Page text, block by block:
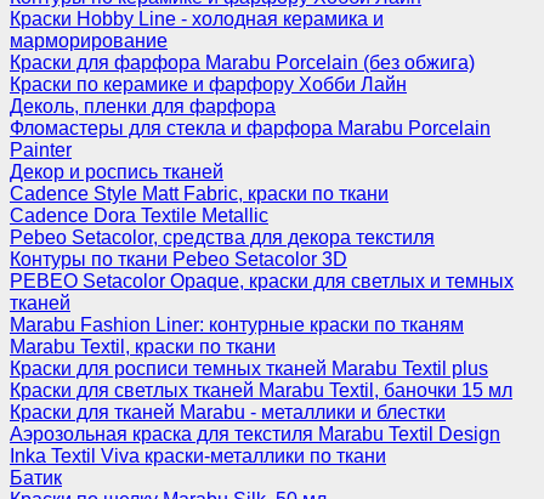
Краски Hobby Line - холодная керамика и
марморирование
Краски для фарфора Marabu Porcelain (без обжига)
Краски по керамике и фарфору Хобби Лайн
Деколь, пленки для фарфора
Фломастеры для стекла и фарфора Marabu Porcelain
Painter
Декор и роспись тканей
Cadence Style Matt Fabric, краски по ткани
Cadence Dora Textile Metallic
Pebeo Setacolor, средства для декора текстиля
Контуры по ткани Pebeo Setacolor 3D
PEBEO Setacolor Opaque, краски для светлых и темных
тканей
Marabu Fashion Liner: контурные краски по тканям
Marabu Textil, краски по ткани
Краски для росписи темных тканей Marabu Textil plus
Краски для светлых тканей Marabu Textil, баночки 15 мл
Краски для тканей Marabu - металлики и блестки
Аэрозольная краска для текстиля Marabu Textil Design
Inka Textil Viva краски-металлики по ткани
Батик